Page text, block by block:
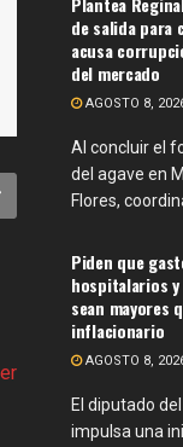
de salida para
acusa
del mercado
AGOSTO 8,
Al concluir el
del agave en
Flores,
Piden que
hospitalarios
sean mayores
inflacionario
AGOSTO 8,
El diputado
impulsa una